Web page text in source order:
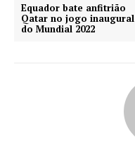
Equador bate anfitrião
Qatar no jogo inaugural
do Mundial 2022